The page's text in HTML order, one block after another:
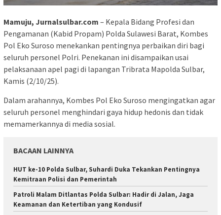
Mamuju, Jurnalsulbar.com – Kepala Bidang Profesi dan
Pengamanan (Kabid Propam) Polda Sulawesi Barat, Kombes
Pol Eko Suroso menekankan pentingnya perbaikan diri bagi
seluruh personel Polri. Penekanan ini disampaikan usai
pelaksanaan apel pagi di lapangan Tribrata Mapolda Sulbar,
Kamis (2/10/25).
Dalam arahannya, Kombes Pol Eko Suroso mengingatkan agar
seluruh personel menghindari gaya hidup hedonis dan tidak
memamerkannya di media sosial.
BACAAN LAINNYA
HUT ke-10 Polda Sulbar, Suhardi Duka Tekankan Pentingnya
Kemitraan Polisi dan Pemerintah
Patroli Malam Ditlantas Polda Sulbar: Hadir di Jalan, Jaga
Keamanan dan Ketertiban yang Kondusif